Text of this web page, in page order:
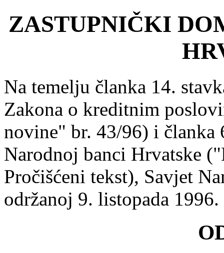
ZASTUPNIČKI
Na temelju članka 14.
Zakona o kreditnim
novine" br. 43/96) i članka
Narodnoj banci Hrvatske
Pročišćeni tekst), Savjet
održanoj 9. listopada